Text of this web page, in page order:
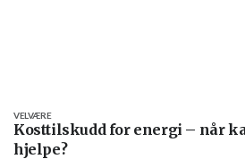
Kosttilskudd for energi – når
hjelpe?
VELVÆRE